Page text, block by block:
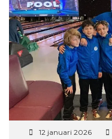
12 januari 2026